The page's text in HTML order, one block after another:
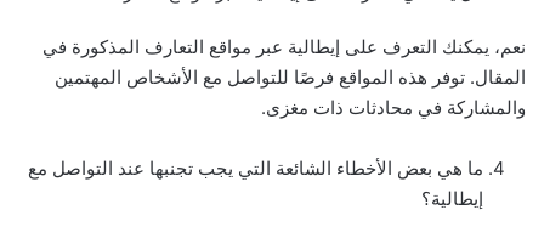
نعم، يمكنك التعرف على إيطالية عبر مواقع التعارف المذكورة في
المقال. توفر هذه المواقع فرصًا للتواصل مع الأشخاص المهتمين
والمشاركة في محادثات ذات مغزى.
ما هي بعض الأخطاء الشائعة التي يجب تجنبها عند التواصل مع
إيطالية؟